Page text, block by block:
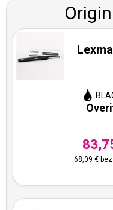
68,09 €